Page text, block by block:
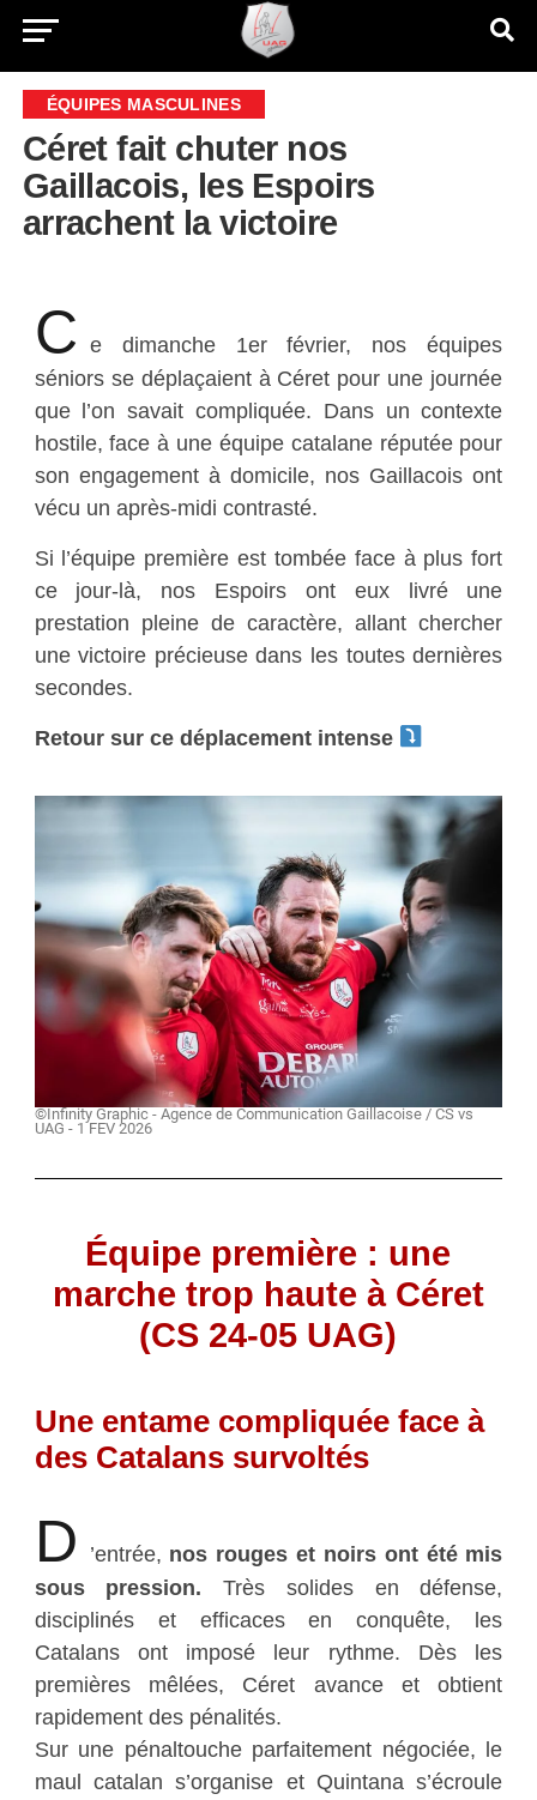
ÉQUIPES MASCULINES
Céret fait chuter nos
Gaillacois, les Espoirs
arrachent la victoire
C e dimanche 1er février, nos équipes
séniors se déplaçaient à Céret pour une journée
que l’on savait compliquée. Dans un contexte
hostile, face à une équipe catalane réputée pour
son engagement à domicile, nos Gaillacois ont
vécu un après-midi contrasté.
Si l’équipe première est tombée face à plus fort
ce jour-là, nos Espoirs ont eux livré une
prestation pleine de caractère, allant chercher
une victoire précieuse dans les toutes dernières
secondes.
Retour sur ce déplacement intense
©Infinity Graphic - Agence de Communication Gaillacoise / CS vs
UAG - 1 FEV 2026
Équipe première : une
marche trop haute à Céret
(CS 24-05 UAG)
Une entame compliquée face à
des Catalans survoltés
D ’entrée, nos rouges et noirs ont été mis
sous pression. Très solides en défense,
disciplinés et efficaces en conquête, les
Catalans ont imposé leur rythme. Dès les
premières mêlées, Céret avance et obtient
rapidement des pénalités.
Sur une pénaltouche parfaitement négociée, le
maul catalan s’organise et Quintana s’écroule